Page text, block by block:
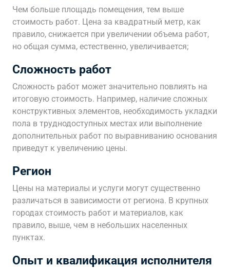
Чем больше площадь помещения, тем выше
стоимость работ. Цена за квадратный метр, как
правило, снижается при увеличении объема работ,
но общая сумма, естественно, увеличивается;
Сложность работ
Сложность работ может значительно повлиять на
итоговую стоимость. Например, наличие сложных
конструктивных элементов, необходимость укладки
пола в труднодоступных местах или выполнение
дополнительных работ по выравниванию основания
приведут к увеличению цены.
Регион
Цены на материалы и услуги могут существенно
различаться в зависимости от региона. В крупных
городах стоимость работ и материалов, как
правило, выше, чем в небольших населенных
пунктах.
Опыт и квалификация исполнителя